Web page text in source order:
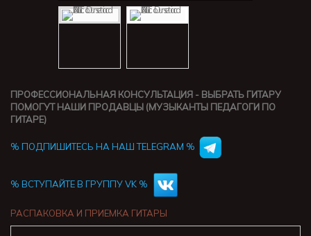
ПРОФЕССИОНАЛЬНАЯ КОНСУЛЬТАЦИЯ - ВЫБРАТЬ ГИТАРУ
ПОМОГУТ НАШИ ПРОДАВЦЫ (МУЗЫКАНТЫ ПЕДАГОГИ ПО
ГИТАРЕ)
% ПОДПИШИТЕСЬ НА НАШ TELEGRAM %
% ВСТУПАЙТЕ В ГРУППУ VK %
РАСПАКОВКА И ПРИЕМКА ГИТАРЫ